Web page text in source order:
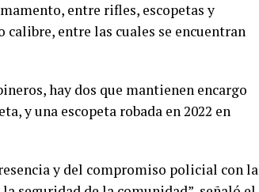
entre rifles, escopetas y
entre las cuales se encuentran
hay dos que mantienen encargo
y una escopeta robada en 2022 en
y del compromiso policial con la